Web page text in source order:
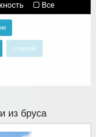
Все
с сауной
из бруса